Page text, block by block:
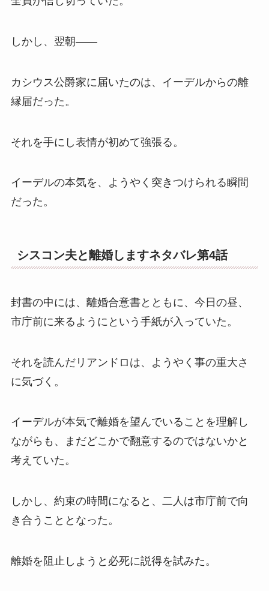
しかし、翌朝――
カシウス公爵家に届いたのは、イーデルからの離
縁届だった。
それを手にし表情が初めて強張る。
イーデルの本気を、ようやく突きつけられる瞬間
だった。
シスコン夫と離婚しますネタバレ第4話
封書の中には、離婚合意書とともに、今日の昼、
市庁前に来るようにという手紙が入っていた。
それを読んだリアンドロは、ようやく事の重大さ
に気づく。
イーデルが本気で離婚を望んでいることを理解し
ながらも、まだどこかで翻意するのではないかと
考えていた。
しかし、約束の時間になると、二人は市庁前で向
き合うこととなった。
離婚を阻止しようと必死に説得を試みた。